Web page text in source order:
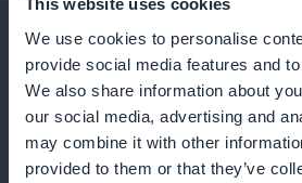
This website uses cookies
We use cookies to personalise
provide social media features and
We also share information about
our social media, advertising and
may combine it with other
provided to them or that they’ve
Ja paljon muuta